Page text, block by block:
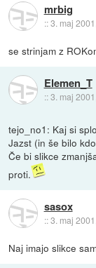
mrbig
::3. maj
se strinjam z
Elemen_T
::3. maj
tejo_no1: Kaj si
Jazst (in še bilo
Če bi slikce
proti.
sasox
::3. maj
Naj imajo slikce